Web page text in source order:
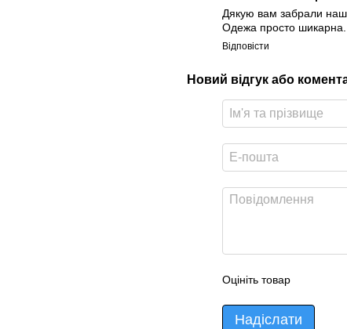
Дякую вам забрали
Одежа просто
Відповісти
Новий відгук або
Оцініть товар
Надіслати